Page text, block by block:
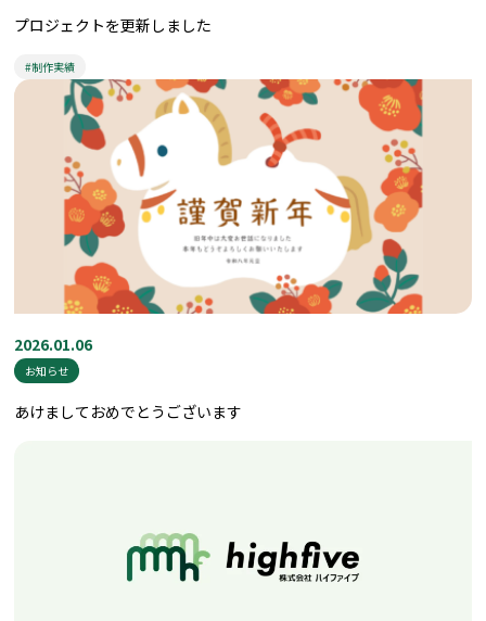
プロジェクトを更新しました
#制作実績
2026.01.06
お知らせ
あけましておめでとうございます